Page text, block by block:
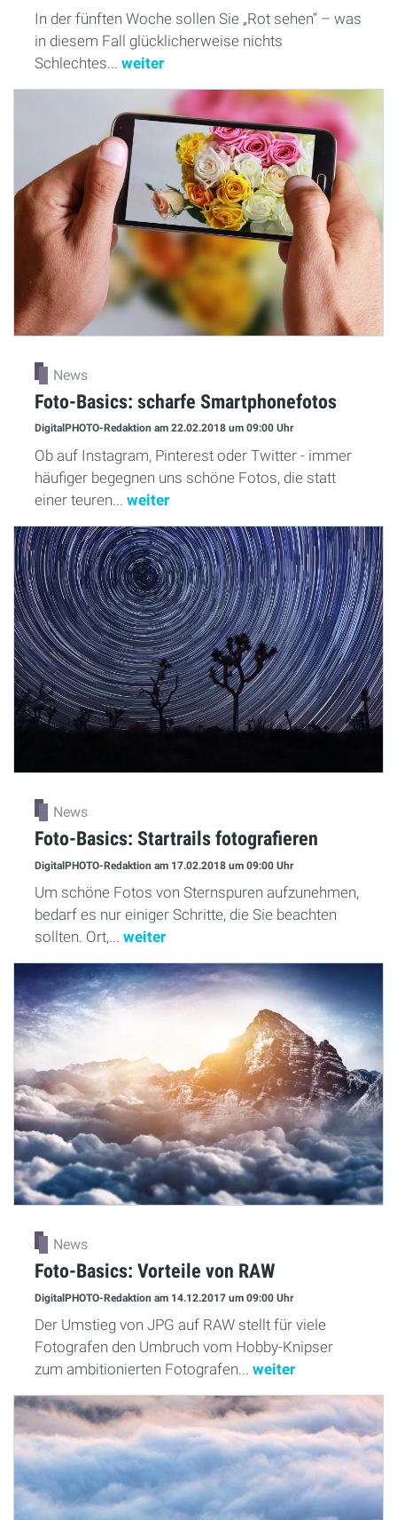
In der fünften Woche sollen Sie „Rot sehen“ – was
in diesem Fall glücklicherweise nichts
Schlechtes... weiter
News
Foto-Basics: scharfe Smartphonefotos
DigitalPHOTO-Redaktion am 22.02.2018 um 09:00 Uhr
Ob auf Instagram, Pinterest oder Twitter - immer
häufiger begegnen uns schöne Fotos, die statt
einer teuren... weiter
News
Foto-Basics: Startrails fotografieren
DigitalPHOTO-Redaktion am 17.02.2018 um 09:00 Uhr
Um schöne Fotos von Sternspuren aufzunehmen,
bedarf es nur einiger Schritte, die Sie beachten
sollten. Ort,... weiter
News
Foto-Basics: Vorteile von RAW
DigitalPHOTO-Redaktion am 14.12.2017 um 09:00 Uhr
Der Umstieg von JPG auf RAW stellt für viele
Fotografen den Umbruch vom Hobby-Knipser
zum ambitionierten Fotografen... weiter